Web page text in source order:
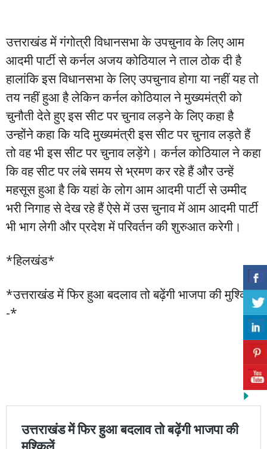
उत्तराखंड में गंगोत्री विधानसभा के उपचुनाव के लिए आम
आदमी पार्टी से कर्नल अजय कोठियाल ने ताल ठोक दी है
हालांकि इस विधानसभा के लिए उपचुनाव होगा या नहीं यह तो
तय नहीं हुआ है लेकिन कर्नल कोठियाल ने मुख्यमंत्री को
चुनौती देते हुए इस सीट पर चुनाव लड़ने के लिए कहा है
उन्होंने कहा कि यदि मुख्यमंत्री इस सीट पर चुनाव लड़ते हैं
तो वह भी इस सीट पर चुनाव लड़ेंगे। कर्नल कोठियाल ने कहा
कि वह सीट पर लंबे समय से भ्रमण कर रहे हैं और उन्हें
महसूस हुआ है कि यहां के लोग आम आदमी पार्टी से उम्मीद
भरी निगाह से देख रहे हैं ऐसे में उस चुनाव में आम आदमी पार्टी
भी भाग लेगी और प्रदेश में परिवर्तन की शुरुआत करेगी।
*हिलखंड*
*उत्तराखंड में फिर हुआ बदलाव तो बढ़ेंगी भाजपा की मुश्किलें
-*